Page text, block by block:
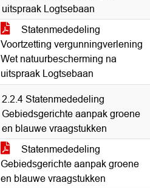
uitspraak Logtsebaan
Statenmededeling
Voortzetting vergunningverlening
Wet natuurbescherming na
uitspraak Logtsebaan
2.2.4 Statenmededeling
Gebiedsgerichte aanpak groene
en blauwe vraagstukken
Statenmededeling
Gebiedsgerichte aanpak groene
en blauwe vraagstukken